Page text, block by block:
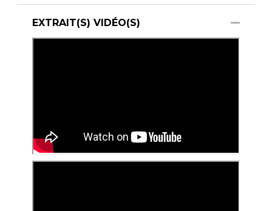
EXTRAIT(S) VIDÉO(S)